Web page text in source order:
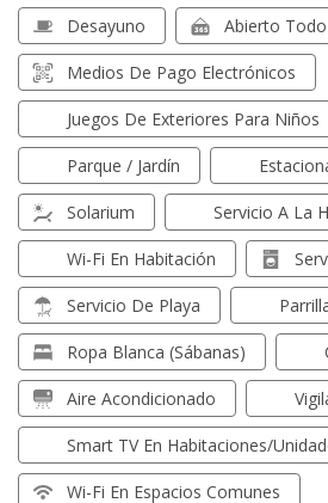
Desayuno Abierto
Medios De Pago Electrónicos
Juegos De Exteriores Para Niños
Parque / Jardín
Solarium Servicio A La
Wi-Fi En Habitación
Servicio De Playa
Ropa Blanca (sábanas)
Aire Acondicionado
Smart TV En Habitaciones/
Wi-Fi En Espacios Comunes